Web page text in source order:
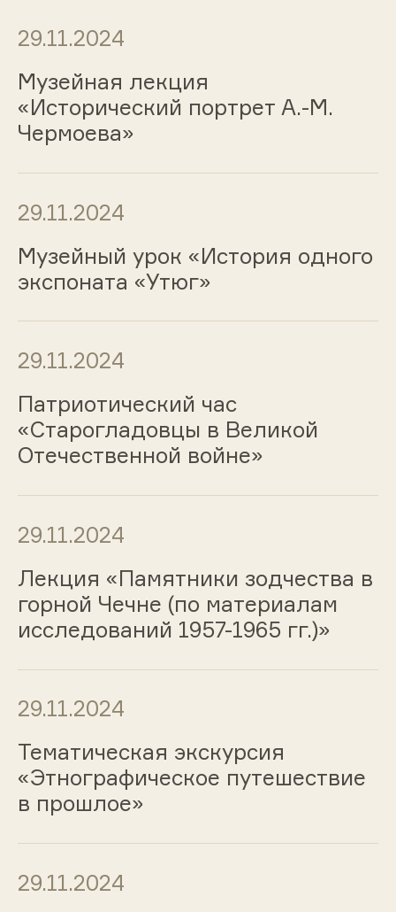
29.11.2024
Музейная лекция
«Исторический портрет А.-М.
Чермоева»
29.11.2024
Музейный урок «История одного
экспоната «Утюг»
29.11.2024
Патриотический час
«Старогладовцы в Великой
Отечественной войне»
29.11.2024
Лекция «Памятники зодчества в
горной Чечне (по материалам
исследований 1957-1965 гг.)»
29.11.2024
Тематическая экскурсия
«Этнографическое путешествие
в прошлое»
29.11.2024